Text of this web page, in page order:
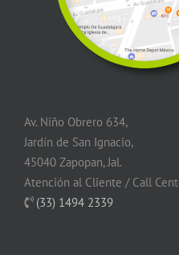
Av. Niño Obrero 634,
Jardín de San Ignacio,
45040 Zapopan, Jal.
Atención al Cliente / Call
(33) 1494 2339